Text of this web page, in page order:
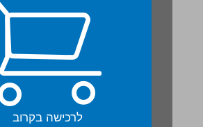
לרכישה בקרוב